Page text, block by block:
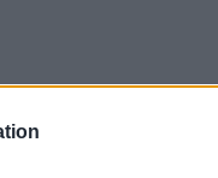
να διοχετευθούν στο